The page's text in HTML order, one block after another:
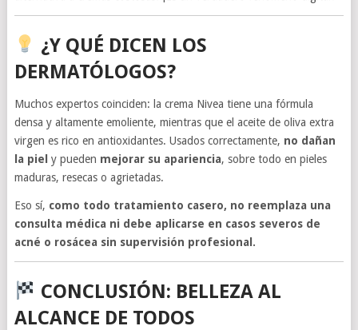
¿Y QUÉ DICEN LOS
DERMATÓLOGOS?
Muchos expertos coinciden: la crema Nivea tiene una fórmula
densa y altamente emoliente, mientras que el aceite de oliva extra
virgen es rico en antioxidantes. Usados correctamente, no dañan
la piel y pueden mejorar su apariencia, sobre todo en pieles
maduras, resecas o agrietadas.
Eso sí, como todo tratamiento casero, no reemplaza una
consulta médica ni debe aplicarse en casos severos de
acné o rosácea sin supervisión profesional.
CONCLUSIÓN: BELLEZA AL
ALCANCE DE TODOS